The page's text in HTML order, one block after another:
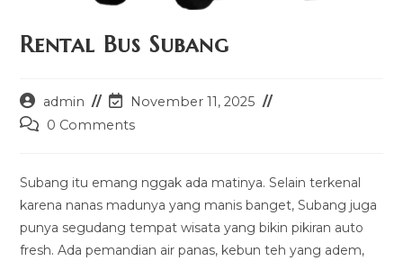
Rental Bus Subang
Post
author:
admin
Post
last
November 11, 2025
Post0 Comments
Subang itu emang nggak ada matinya. Selain terkenal
karena nanas madunya yang manis banget, Subang juga
punya segudang tempat wisata yang bikin pikiran auto
fresh. Ada pemandian air panas, kebun teh yang adem,